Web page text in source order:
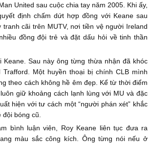
United sau cuộc chia tay năm 2005. Khi ấy,
định chấm dứt hợp đồng với Keane sau
tranh cãi trên MUTV, nơi tiền vệ người Ireland
đồng đội trẻ và đặt dấu hỏi về tinh thần
Sau này ông từng thừa nhận đã khóc
Một huyền thoại bị chính CLB mình
theo cách không hề êm đẹp. Kể từ thời điểm
giữ khoảng cách lạnh lùng với MU và đặc
hiện với tư cách một “người phán xét” khắc
bóng cũ.
bình luận viên, Roy Keane liên tục đưa ra
màu sắc công kích. Ông từng nói nếu ở